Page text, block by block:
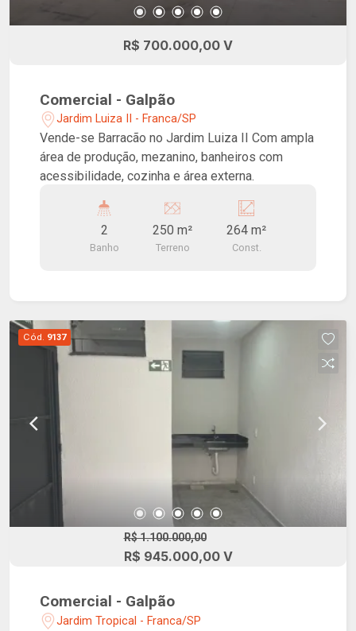
R$ 700.000,00 V
Comercial - Galpão
Jardim Luiza II - Franca/SP
Vende-se Barracão no Jardim Luiza II Com ampla
área de produção, mezanino, banheiros com
acessibilidade, cozinha e área externa.
2
Banho
250 m²
Terreno
264 m²
Const.
Cód. 9137
R$ 1.100.000,00
R$ 945.000,00 V
Comercial - Galpão
Jardim Tropical - Franca/SP